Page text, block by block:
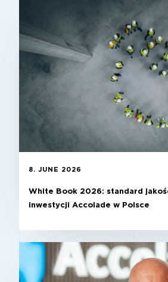
8. JUNE 2026
White Book 2026: standard
inwestycji Accolade w Polsce